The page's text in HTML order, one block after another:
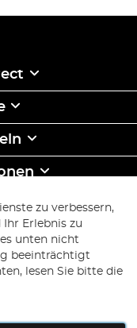
zu verbessern,
Erlebnis zu
unten nicht
beeinträchtigt
lesen Sie bitte die